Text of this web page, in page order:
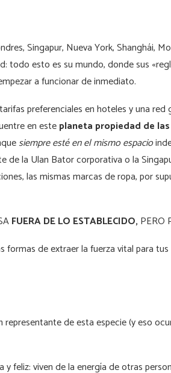
Singapur, Nueva York, Shanghái,
todo esto es su mundo, donde sus
a funcionar de inmediato.
preferenciales en hoteles y una
en esteplaneta propiedad de
siempre esté en el mismo espacio
de la Ulan Bator corporativa o la
las mismas marcas de ropa, por
FUERA DE LO ESTABLECIDO, PERO
formas de extraer la fuerza vital para
representante de esta especie (y eso
feliz: viven de la energía de otras